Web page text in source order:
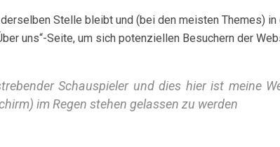
Stelle bleibt und (bei den meisten Themes)
uns“-Seite, um sich potenziellen Besuchern der
Schauspieler und dies hier ist meine
im Regen stehen gelassen zu werden